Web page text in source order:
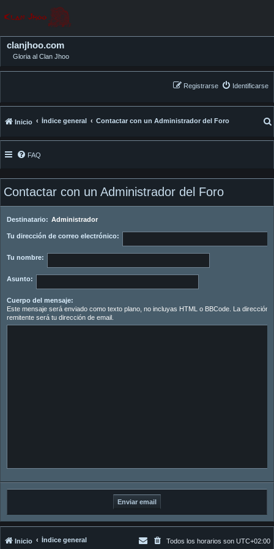
clanjhoo.com
Gloria al Clan Jhoo
Identificarse
Registrarse
Inicio Índice general Contactar con un Administrador del Foro
FAQ
Contactar con un Administrador del Foro
Destinatario: Administrador
Tu dirección de correo electrónico:
Tu nombre:
Asunto:
Cuerpo del mensaje:
Este mensaje será enviado como texto plano, no incluyas HTML o BBCode. La dirección
remitente será tu dirección de email.
Inicio Índice general Todos los horarios son UTC+02:00